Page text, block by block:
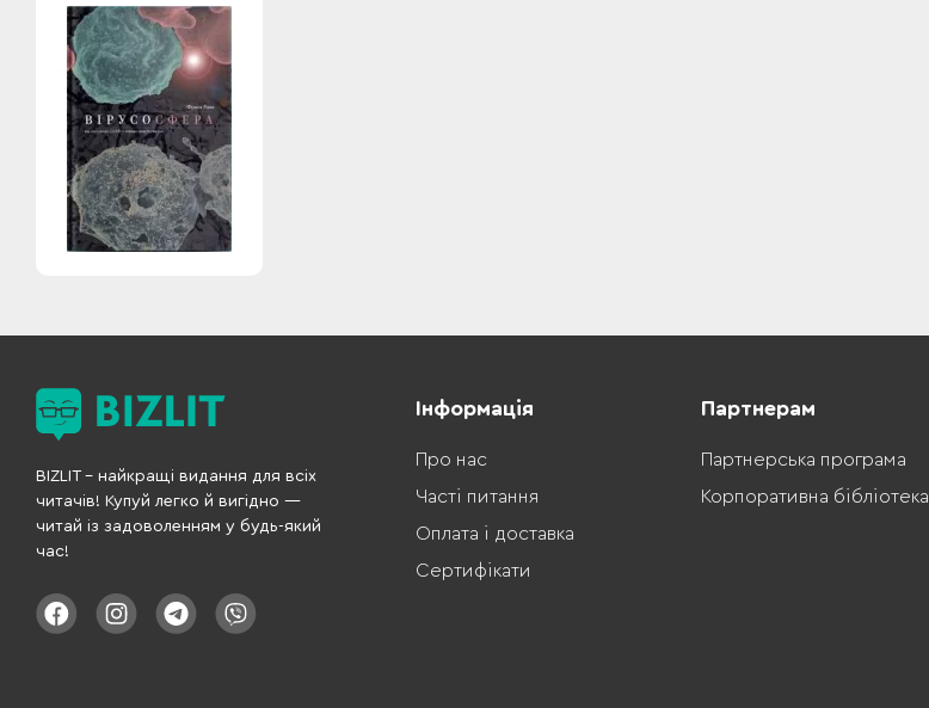
BIZLIT – найкращі видання для всіх
читачів! Купуй легко й вигідно —
читай із задоволенням у будь-який
час!
Інформація
Про нас
Часті питання
Оплата і доставка
Сертифікати
Партнерам
Партнерська програма
Корпоративна бібліотека